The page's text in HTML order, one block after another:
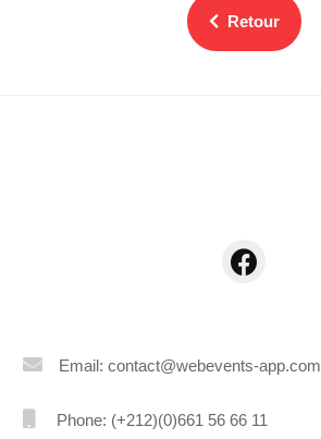
Retour
Email: contact@webevents-app.com
Phone: (+212)(0)661 56 66 11